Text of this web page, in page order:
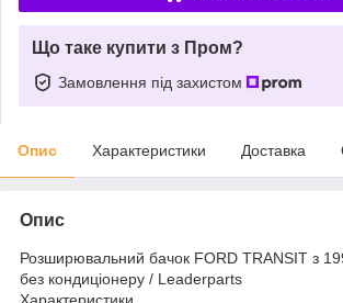
Що таке купити з Пром?
Замовлення під захистом
Опис Характеристики Доставка
Опис
Розширювальний бачок FORD TRANSIT з
без кондиціонеру / Leaderparts
Характеристики